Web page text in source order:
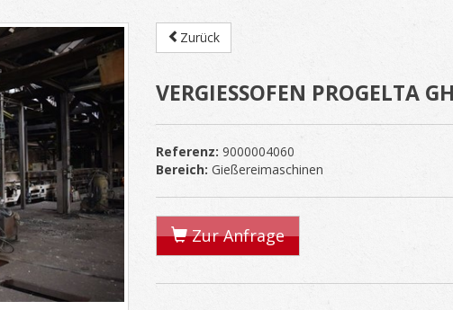
Zurück
VERGIESSOFEN PROGELTA
Referenz: 9000004060
Bereich: Gießereimaschinen
Zur Anfrage